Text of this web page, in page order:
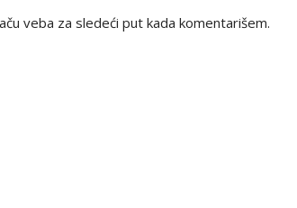
veba za sledeći put kada komentarišem.